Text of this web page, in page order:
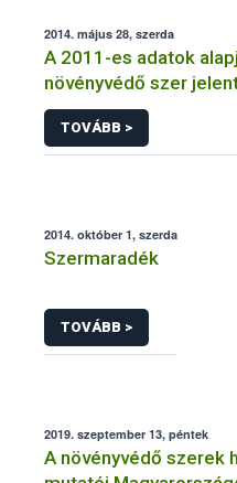
2014. május 28, szerda
A 2011-es adatok
növényvédő szer
TOVÁBB >
2014. október 1, szerda
Szermaradék
TOVÁBB >
2019. szeptember 13, péntek
A növényvédő szerek